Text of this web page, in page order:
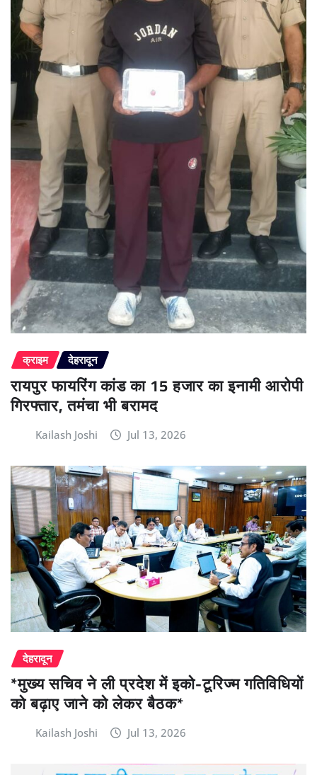
क्राइम देहरादून
रायपुर फायरिंग कांड का 15 हजार का इनामी आरोपी
गिरफ्तार, तमंचा भी बरामद
Kailash Joshi Jul 13, 2026
देहरादून
*मुख्य सचिव ने ली प्रदेश में इको-टूरिज्म गतिविधियों
को बढ़ाए जाने को लेकर बैठक*
Kailash Joshi Jul 13, 2026